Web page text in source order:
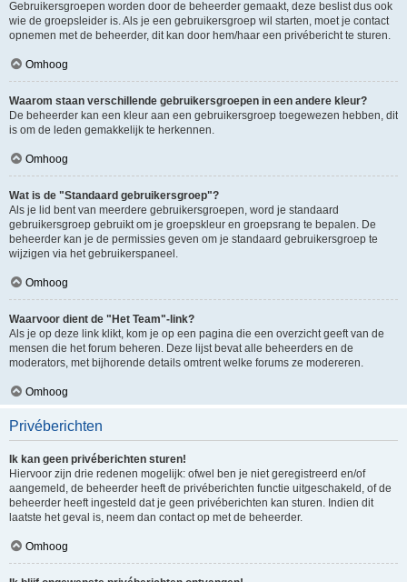
Gebruikersgroepen worden door de beheerder gemaakt, deze beslist dus ook
wie de groepsleider is. Als je een gebruikersgroep wil starten, moet je contact
opnemen met de beheerder, dit kan door hem/haar een privébericht te sturen.
Omhoog
Waarom staan verschillende gebruikersgroepen in een andere kleur?
De beheerder kan een kleur aan een gebruikersgroep toegewezen hebben, dit
is om de leden gemakkelijk te herkennen.
Omhoog
Wat is de "Standaard gebruikersgroep"?
Als je lid bent van meerdere gebruikersgroepen, word je standaard
gebruikersgroep gebruikt om je groepskleur en groepsrang te bepalen. De
beheerder kan je de permissies geven om je standaard gebruikersgroep te
wijzigen via het gebruikerspaneel.
Omhoog
Waarvoor dient de "Het Team"-link?
Als je op deze link klikt, kom je op een pagina die een overzicht geeft van de
mensen die het forum beheren. Deze lijst bevat alle beheerders en de
moderators, met bijhorende details omtrent welke forums ze modereren.
Omhoog
Privéberichten
Ik kan geen privéberichten sturen!
Hiervoor zijn drie redenen mogelijk: ofwel ben je niet geregistreerd en/of
aangemeld, de beheerder heeft de privéberichten functie uitgeschakeld, of de
beheerder heeft ingesteld dat je geen privéberichten kan sturen. Indien dit
laatste het geval is, neem dan contact op met de beheerder.
Omhoog